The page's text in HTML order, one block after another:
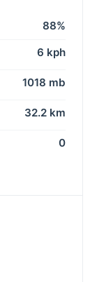
88%
6 kph
1018 mb
32.2 km
0